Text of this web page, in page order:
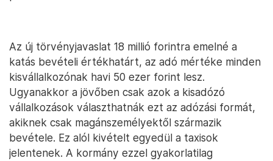
Az új törvényjavaslat 18 millió forintra emelné a
katás bevételi értékhatárt, az adó mértéke minden
kisvállalkozónak havi 50 ezer forint lesz.
Ugyanakkor a jövőben csak azok a kisadózó
vállalkozások választhatnák ezt az adózási formát,
akiknek csak magánszemélyektől származik
bevétele. Ez alól kivételt egyedül a taxisok
jelentenek. A kormány ezzel gyakorlatilag